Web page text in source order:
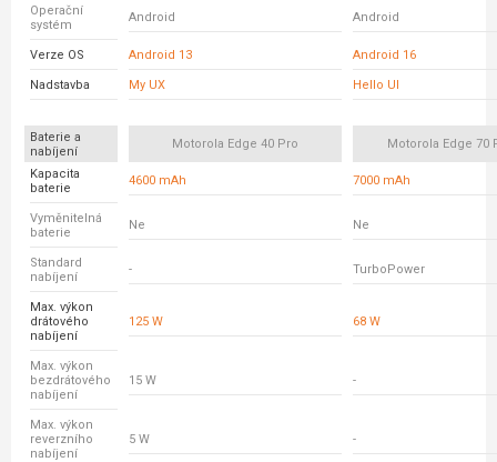
Operační
systém
Android Android
Verze OS Android 13 Android 16
Nadstavba My UX Hello UI
Baterie a
nabíjení
Motorola Edge 40 Pro Motorola Edge 70
Kapacita
baterie
4600 mAh 7000 mAh
Vyměnitelná
baterie
Ne Ne
Standard
nabíjení
- TurboPower
Max. výkon
drátového
nabíjení
125 W 68 W
Max. výkon
bezdrátového
nabíjení
15 W -
Max. výkon
reverzního
nabíjení
5 W -